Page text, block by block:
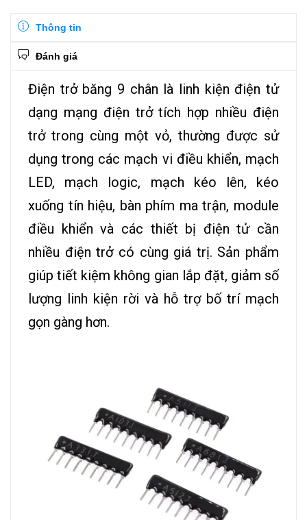
Thông tin
Đánh giá
Điện trở băng 9 chân là linh kiện điện tử
dạng mạng điện trở tích hợp nhiều điện
trở trong cùng một vỏ, thường được sử
dụng trong các mạch vi điều khiển, mạch
LED, mạch logic, mạch kéo lên, kéo
xuống tín hiệu, bàn phím ma trận, module
điều khiển và các thiết bị điện tử cần
nhiều điện trở có cùng giá trị. Sản phẩm
giúp tiết kiệm không gian lắp đặt, giảm số
lượng linh kiện rời và hỗ trợ bố trí mạch
gọn gàng hơn.